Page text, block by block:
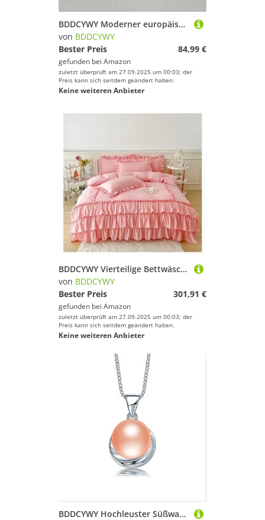
BDDCYWY Moderner europäischer Stil Macaron Chaner für Cafés und Restaurant kreative Hängelampe für Veranda und Loft Single Head Anhänger Licht mit Topfabdeckung einfach und stilvolles Design (Grau 60
von BDDCYWY
Bester Preis
84,99 €
gefunden bei Amazon
zuletzt überprüft am 27.09.2025 um 00:03; der
Preis kann sich seitdem geändert haben.
Keine weiteren Anbieter
BDDCYWY Vierteilige Bettwäsche-Set Ruffle Queen Twin Gewaschene Mikrofaser-Bettwäsche Shabby Chic Bauernhaus Duvet Cover Kissen Shams Bett Vier Teile Set (Bianco-King 220x240 cm 3pcs
von BDDCYWY
Bester Preis
301,91 €
gefunden bei Amazon
zuletzt überprüft am 27.09.2025 um 00:03; der
Preis kann sich seitdem geändert haben.
Keine weiteren Anbieter
BDDCYWY Hochleuster Süßwasserkultivierterperl Frauen 925 Anhängerkette